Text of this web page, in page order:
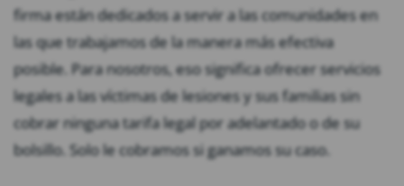
firma están dedicados a servir a las comunidades en
las que trabajamos de la manera más efectiva
posible. Para nosotros, eso significa ofrecer servicios
legales a las víctimas de lesiones y sus familias sin
cobrar ninguna tarifa legal por adelantado o de su
bolsillo. Solo le cobramos si ganamos su caso.